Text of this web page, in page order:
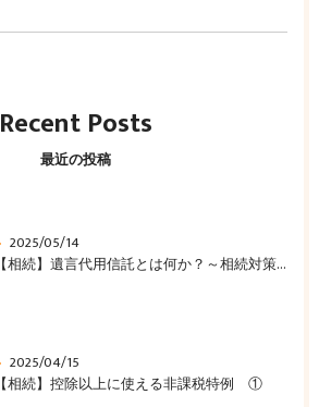
最近の投稿
Recent Posts
2025/05/14
【相続】遺言代用信託とは何か？～相続対策の新たな選択肢～
2025/04/15
【相続】控除以上に使える非課税特例 ①